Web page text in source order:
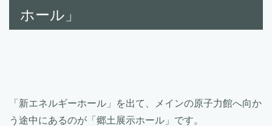
ホール」
「新エネルギーホール」を出て、メインの原子力館へ向か
う途中にあるのが「郷土展示ホール」です。